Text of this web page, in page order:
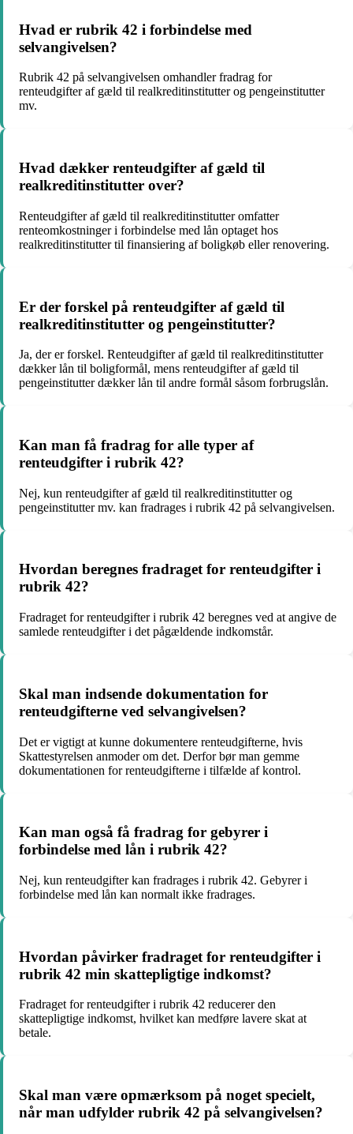
Hvad er rubrik 42 i forbindelse med
selvangivelsen?
Rubrik 42 på selvangivelsen omhandler fradrag for
renteudgifter af gæld til realkreditinstitutter og pengeinstitutter
mv.
Hvad dækker renteudgifter af gæld til
realkreditinstitutter over?
Renteudgifter af gæld til realkreditinstitutter omfatter
renteomkostninger i forbindelse med lån optaget hos
realkreditinstitutter til finansiering af boligkøb eller renovering.
Er der forskel på renteudgifter af gæld til
realkreditinstitutter og pengeinstitutter?
Ja, der er forskel. Renteudgifter af gæld til realkreditinstitutter
dækker lån til boligformål, mens renteudgifter af gæld til
pengeinstitutter dækker lån til andre formål såsom forbrugslån.
Kan man få fradrag for alle typer af
renteudgifter i rubrik 42?
Nej, kun renteudgifter af gæld til realkreditinstitutter og
pengeinstitutter mv. kan fradrages i rubrik 42 på selvangivelsen.
Hvordan beregnes fradraget for renteudgifter i
rubrik 42?
Fradraget for renteudgifter i rubrik 42 beregnes ved at angive de
samlede renteudgifter i det pågældende indkomstår.
Skal man indsende dokumentation for
renteudgifterne ved selvangivelsen?
Det er vigtigt at kunne dokumentere renteudgifterne, hvis
Skattestyrelsen anmoder om det. Derfor bør man gemme
dokumentationen for renteudgifterne i tilfælde af kontrol.
Kan man også få fradrag for gebyrer i
forbindelse med lån i rubrik 42?
Nej, kun renteudgifter kan fradrages i rubrik 42. Gebyrer i
forbindelse med lån kan normalt ikke fradrages.
Hvordan påvirker fradraget for renteudgifter i
rubrik 42 min skattepligtige indkomst?
Fradraget for renteudgifter i rubrik 42 reducerer den
skattepligtige indkomst, hvilket kan medføre lavere skat at
betale.
Skal man være opmærksom på noget specielt,
når man udfylder rubrik 42 på selvangivelsen?